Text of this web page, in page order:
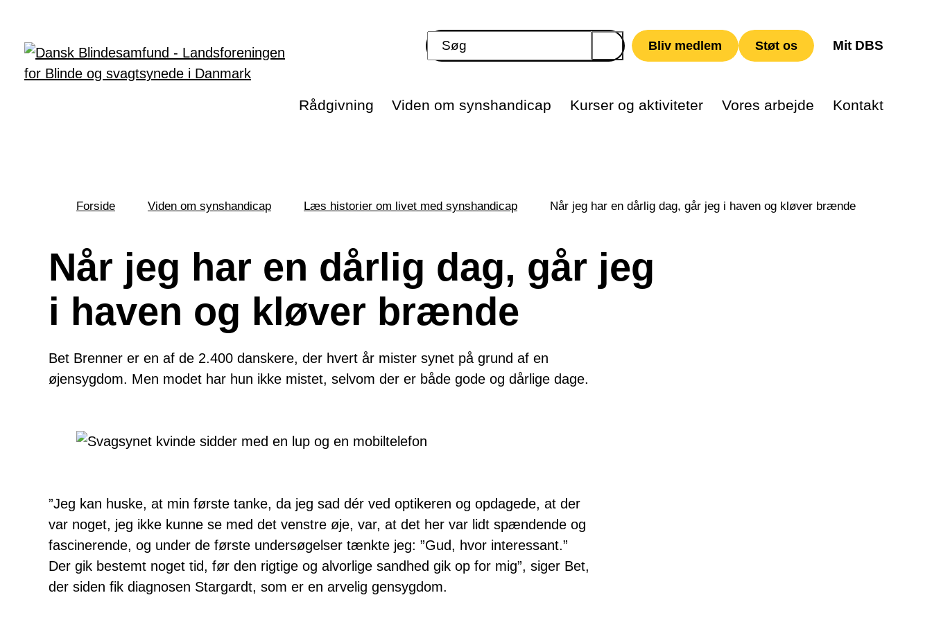
Bliv medlem Støt os Mit DBS
Rådgivning Viden om synshandicap Kurser og aktiviteter Vores arbejde Kontakt
her:
Forside Viden om synshandicap Læs historier om livet med synshandicap Når jeg har en dårlig dag, går jeg i haven og kløver brænde
Når jeg har en dårlig dag, går jeg
i haven og kløver brænde
Bet Brenner er en af de 2.400 danskere, der hvert år mister synet på grund af en
øjensygdom. Men modet har hun ikke mistet, selvom der er både gode og dårlige dage.
”Jeg kan huske, at min første tanke, da jeg sad dér ved optikeren og opdagede, at der
var noget, jeg ikke kunne se med det venstre øje, var, at det her var lidt spændende og
fascinerende, og under de første undersøgelser tænkte jeg: ”Gud, hvor interessant.”
Der gik bestemt noget tid, før den rigtige og alvorlige sandhed gik op for mig”, siger Bet,
der siden fik diagnosen Stargardt, som er en arvelig gensygdom.